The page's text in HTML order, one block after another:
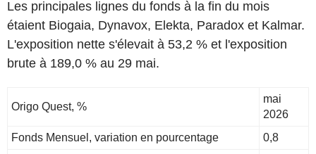
Les principales lignes du fonds à la fin du mois
étaient Biogaia, Dynavox, Elekta, Paradox et Kalmar.
L'exposition nette s'élevait à 53,2 % et l'exposition
brute à 189,0 % au 29 mai.
Origo Quest, %
mai
2026
Fonds Mensuel, variation en pourcentage
0,8